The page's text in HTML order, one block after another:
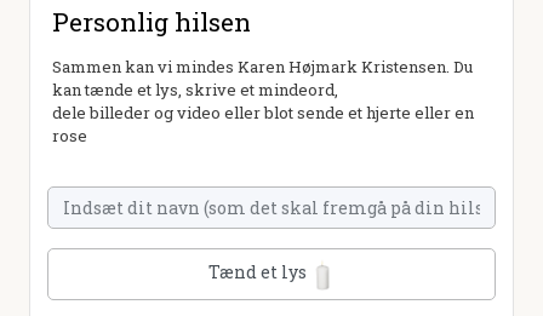
Personlig hilsen
Sammen kan vi mindes Karen Højmark Kristensen. Du
kan tænde et lys, skrive et mindeord,
dele billeder og video eller blot sende et hjerte eller en
rose
Tænd et lys